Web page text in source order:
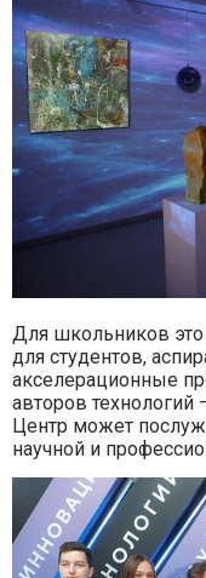
Для школьников
для студентов,
акселерационные
авторов технологий
Центр может
научной и